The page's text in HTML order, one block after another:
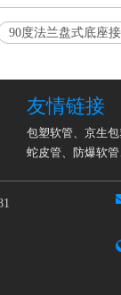
90度法兰盘式底座
友情链接
包塑软管、 京生
蛇皮管、 防爆软管